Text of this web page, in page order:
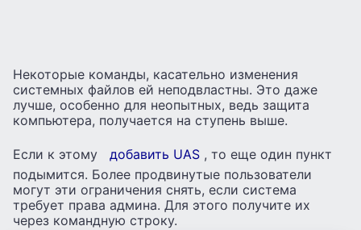
Некоторые команды, касательно изменения
системных файлов ей неподвластны. Это даже
лучше, особенно для неопытных, ведь защита
компьютера, получается на ступень выше.
Если к этому добавить UAS , то еще один пункт
подымится. Более продвинутые пользователи
могут эти ограничения снять, если система
требует права админа. Для этого получите их
через командную строку.